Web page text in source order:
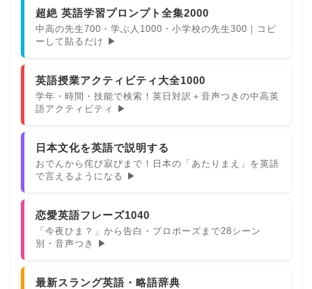
超絶 英語学習プロンプト全集2000
中高の先生700・学ぶ人1000・小学校の先生300｜コピ
ーして貼るだけ ▶
英語授業アクティビティ大全1000
学年・時間・技能で検索！英日対訳＋音声つきの中高英
語アクティビティ ▶
日本文化を英語で説明する
おでんから侘び寂びまで！日本の「あたりまえ」を英語
で言えるようになる ▶
恋愛英語フレーズ1040
「今夜ひま？」から告白・プロポーズまで28シーン
別・音声つき ▶
最新スラング英語・略語辞典